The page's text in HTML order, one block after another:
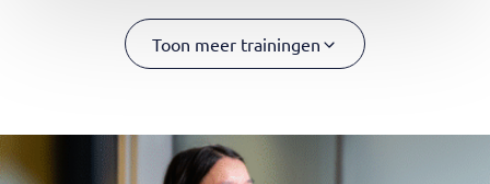
Toon meer trainingen